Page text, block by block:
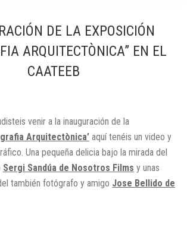
DE LA EXPOSICIÓN
ARQUITECTÒNICA” EN EL
CAATEEB
venir a la inauguración de la
Arquitectònica’ aquí tenéis un video y
Una pequeña delicia bajo la mirada del
Sergi Sandúa de Nosotros Films y unas
también fotógrafo y amigo Jose Bellido de